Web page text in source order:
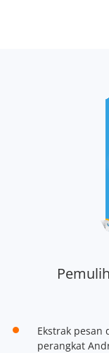
Ekstrak pesan
perangkat